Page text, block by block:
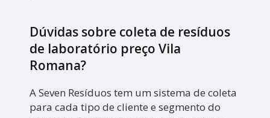
Dúvidas sobre coleta de resíduos
de laboratório preço Vila
Romana?
A Seven Resíduos tem um sistema de coleta
para cada tipo de cliente e segmento do